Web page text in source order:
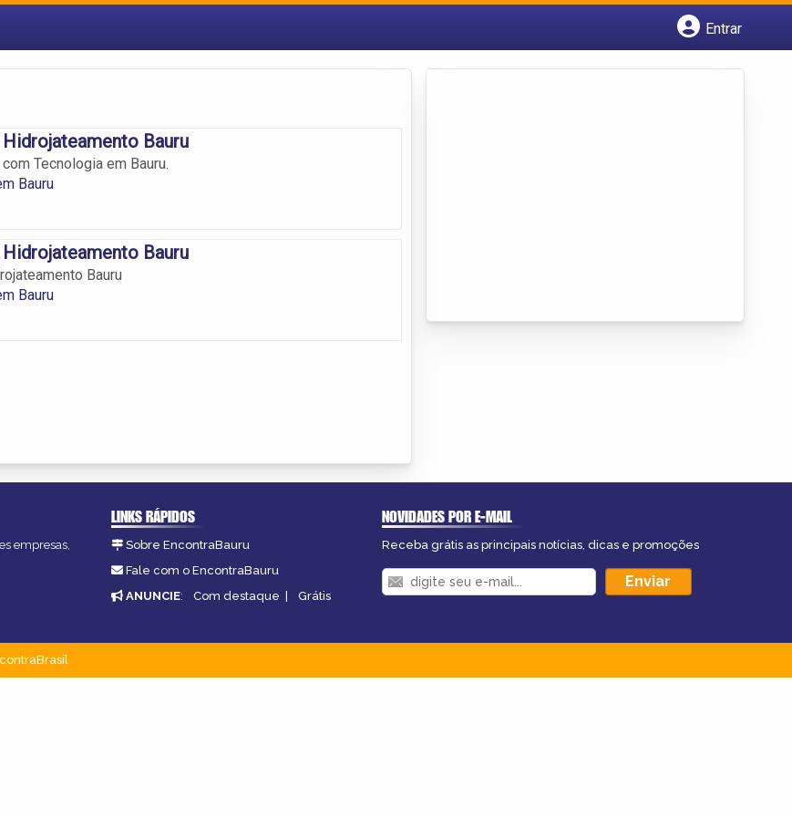
Entrar
Bauru
Tecnologia em Bauru.
Bauru
Bauru
Bauru
Bauru
empresas,
LINKS RÁPIDOS
Sobre EncontraBauru
Fale com o EncontraBauru
ANUNCIE: Com destaque | Grátis
NOVIDADES POR E-MAIL
Receba grátis as principais notícias, dicas e promoções